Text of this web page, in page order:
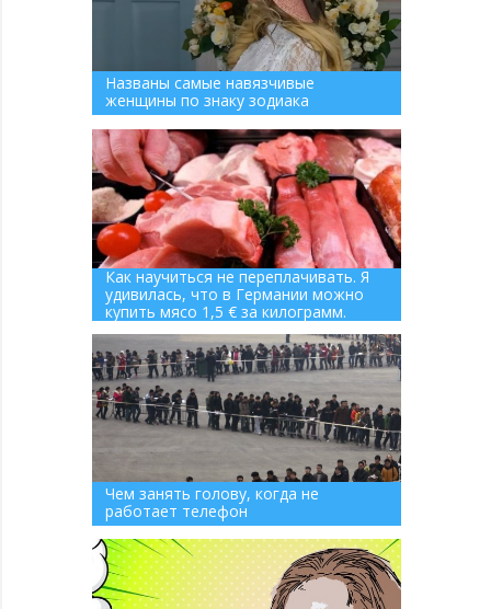
Названы самые навязчивые
женщины по знаку зодиака
Как научиться не переплачивать. Я
удивилась, что в Германии можно
купить мясо 1,5 € за килограмм.
Чем занять голову, когда не
работает телефон